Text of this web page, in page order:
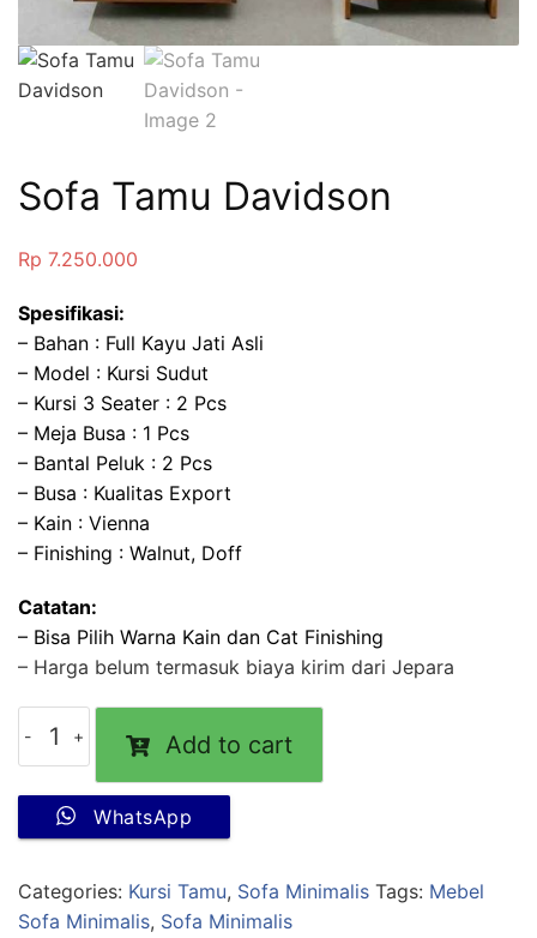
Sofa Tamu Davidson
Rp 7.250.000
Spesifikasi:
– Bahan : Full Kayu Jati Asli
– Model : Kursi Sudut
– Kursi 3 Seater : 2 Pcs
– Meja Busa : 1 Pcs
– Bantal Peluk : 2 Pcs
– Busa : Kualitas Export
– Kain : Vienna
– Finishing : Walnut, Doff
Catatan:
– Bisa Pilih Warna Kain dan Cat Finishing
– Harga belum termasuk biaya kirim dari Jepara
Add to cart
WhatsApp
Categories: Kursi Tamu, Sofa Minimalis Tags: Mebel
Sofa Minimalis, Sofa Minimalis